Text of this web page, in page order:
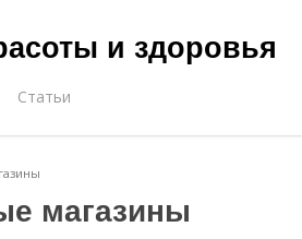
и здоровья
Статьи
магазины